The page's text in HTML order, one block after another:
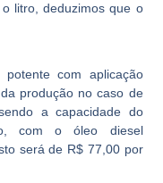
litro, deduzimos que o
com aplicação
produção no caso de
a capacidade do
com o óleo diesel
será de R$ 77,00 por